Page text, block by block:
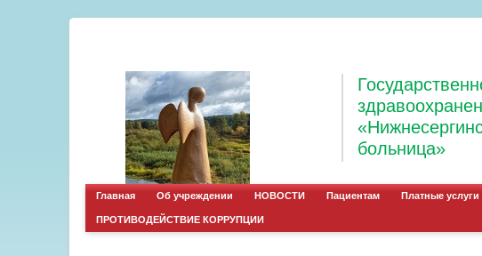
больница»
Главная Об учреждении НОВОСТИ Пациентам Платные услуги
ПРОТИВОДЕЙСТВИЕ КОРРУПЦИИ